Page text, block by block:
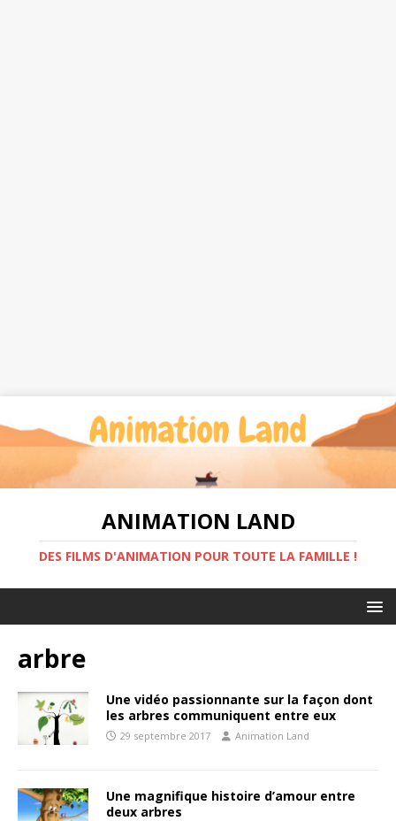
ANIMATION LAND
DES FILMS D'ANIMATION POUR TOUTE LA FAMILLE !
arbre
Une vidéo passionnante sur la façon dont
les arbres communiquent entre eux
29 septembre 2017 Animation Land
Une magnifique histoire d’amour entre
deux arbres